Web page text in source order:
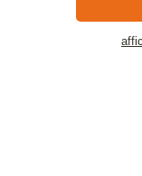
La Presse parle de nous